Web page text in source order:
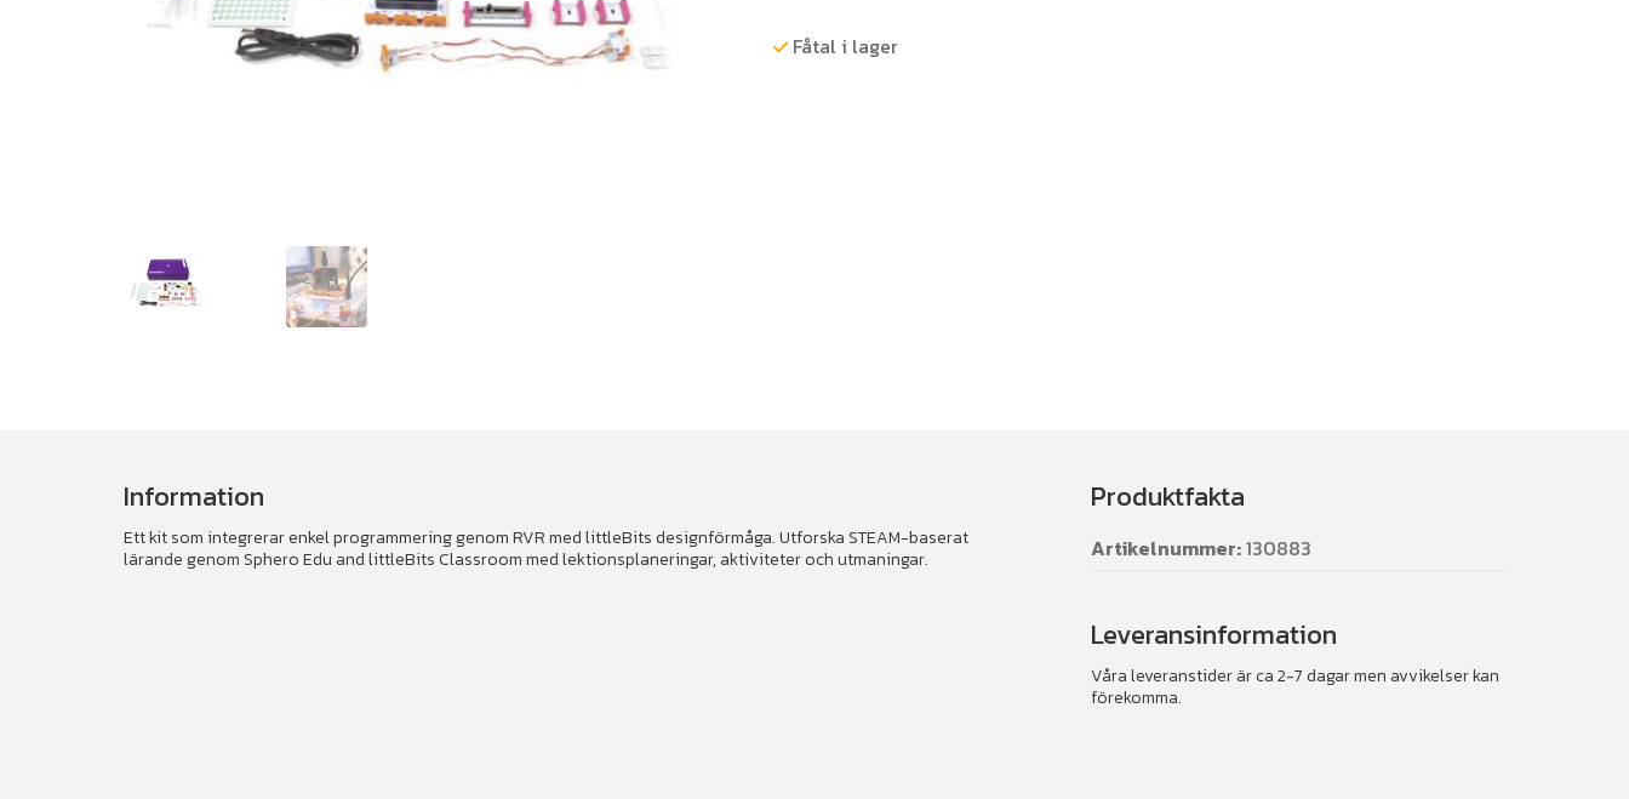
mängd
Fåtal i lager
Information
Ett kit som integrerar enkel programmering genom RVR med littleBits designförmåga. Utforska STEAM-baserat
lärande genom Sphero Edu and littleBits Classroom med lektionsplaneringar, aktiviteter och utmaningar.
Produktfakta
Artikelnummer:130883
Leveransinformation
Våra leveranstider är ca 2-7 dagar men avvikelser kan
förekomma.